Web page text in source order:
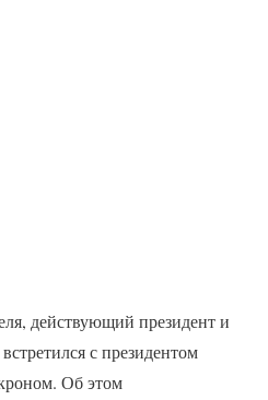
действующий президент и
с президентом
Об этом